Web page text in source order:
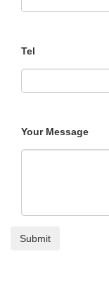
Tel
Your Message